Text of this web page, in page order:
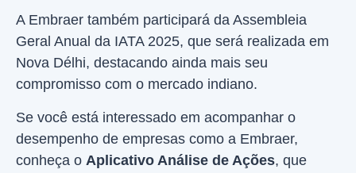
A Embraer também participará da Assembleia
Geral Anual da IATA 2025, que será realizada em
Nova Délhi, destacando ainda mais seu
compromisso com o mercado indiano.
Se você está interessado em acompanhar o
desempenho de empresas como a Embraer,
conheça o Aplicativo Análise de Ações, que